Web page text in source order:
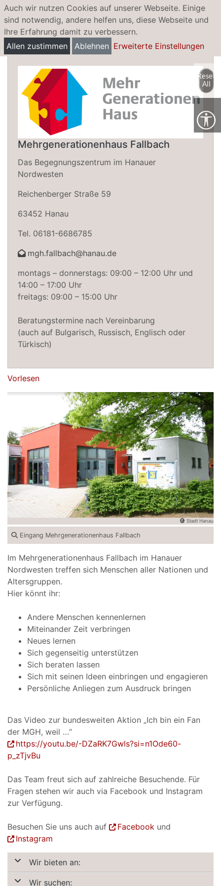
Auch wir nutzen Cookies auf unserer Webseite. Einige
sind notwendig, andere helfen uns, diese Webseite und
Ihre Erfahrung damit zu verbessern.
Allen zustimmen
Ablehnen Erweiterte Einstellungen
Mehrgenerationenhaus Fallbach
Vorlesen
Stadt Hanau
Eingang Mehrgenerationenhaus Fallbach
Im Mehrgenerationenhaus Fallbach im Hanauer
Nordwesten treffen sich Menschen aller Nationen und
Altersgruppen.
Hier könnt ihr:
Andere Menschen kennenlernen
Miteinander Zeit verbringen
Neues lernen
Sich gegenseitig unterstützen
Sich beraten lassen
Sich mit seinen Ideen einbringen und engagieren
Persönliche Anliegen zum Ausdruck bringen
Das Video zur bundesweiten Aktion „Ich bin ein Fan
der MGH, weil …“
https://youtu.be/-DZaRK7Gwls?si=n1Ode60-
p_zTjvBu
Das Team freut sich auf zahlreiche Besuchende. Für
Fragen stehen wir auch via Facebook und Instagram
zur Verfügung.
Besuchen Sie uns auch auf Facebook und
Instagram
Wir bieten an:
Wir suchen:
Mehrgenerationenhaus Fallbach
Das Begegnungszentrum im Hanauer
Nordwesten
Reichenberger Straße 59
63452 Hanau
Tel. 06181-6686785
mgh.fallbach@hanau.de
montags – donnerstags: 09:00 – 12:00 Uhr und
14:00 – 17:00 Uhr
freitags: 09:00 – 15:00 Uhr
Beratungstermine nach Vereinbarung
(auch auf Bulgarisch, Russisch, Englisch oder
Türkisch)
Reset
All